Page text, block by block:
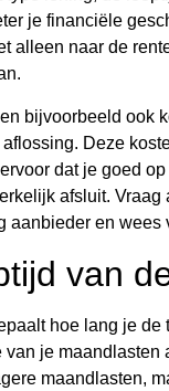
je financiële
alleen naar de
bijvoorbeeld ook
Deze
dat je goed
afsluit.
aanbieder en
van
hoe lang je
je
maandlasten,